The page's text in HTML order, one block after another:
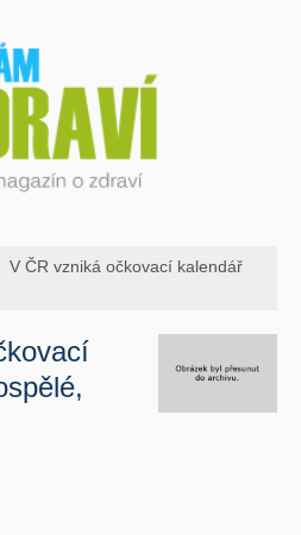
V ČR vzniká očkovací kalendář